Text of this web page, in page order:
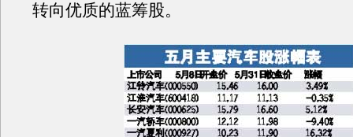
转向优质的蓝筹股。